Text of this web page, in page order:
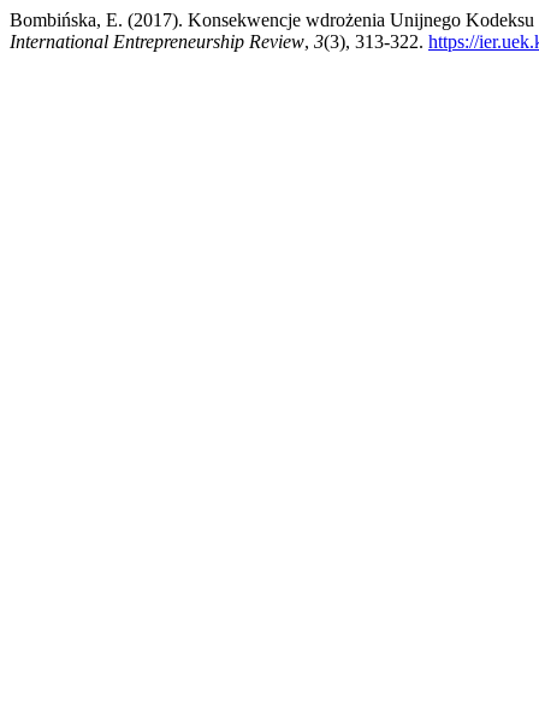
Bombińska, E. (2017). Konsekwencje wdrożenia Unijnego
International Entrepreneurship Review, 3(3), 313-322. https://